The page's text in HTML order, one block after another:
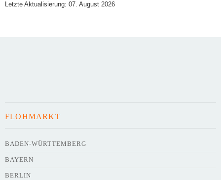
Letzte Aktualisierung: 07. August 2026
FLOHMARKT
BADEN-WÜRTTEMBERG
BAYERN
BERLIN